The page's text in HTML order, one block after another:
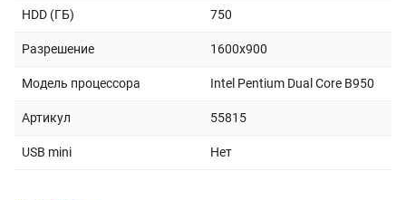
HDD (ГБ) 750
Разрешение 1600x900
Модель процессора Intel Pentium Dual Core B950
Артикул 55815
USB mini Нет